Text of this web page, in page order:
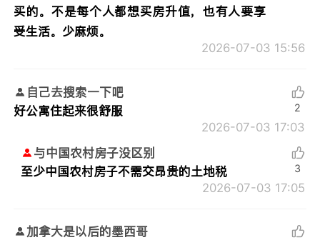
买的。不是每个人都想买房升值，也有人要享
受生活。少麻烦。
2026-07-03 15:56
自己去搜索一下吧
好公寓住起来很舒服
2026-07-03 17:03
2
与中国农村房子没区别
至少中国农村房子不需交昂贵的土地税
2026-07-03 17:05
3
加拿大是以后的墨西哥